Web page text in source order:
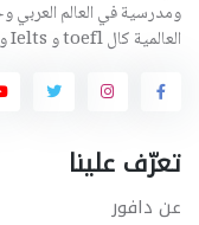
ومدرسية في العالم العربي
العالمية كال toefl و Ielts و SAT وغيرها الكثير.
تعرّف علينا
عن دافور